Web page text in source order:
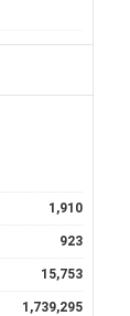
1,910
923
15,753
1,739,295